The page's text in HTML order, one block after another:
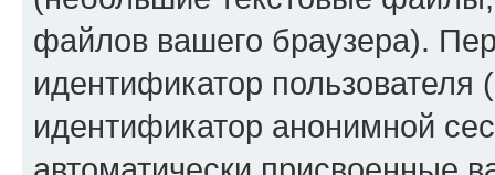
файлов вашего браузера).
идентификатор
идентификатор анонимной